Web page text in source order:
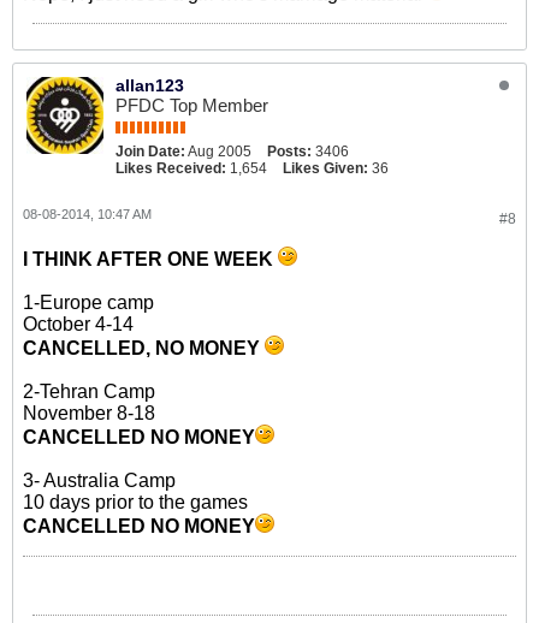
allan123
PFDC Top Member
Join Date: Aug 2005 Posts: 3406
Likes Received: 1,654 Likes Given: 36
#8
08-08-2014, 10:47 AM
I THINK AFTER ONE WEEK
1-Europe camp
October 4-14
CANCELLED, NO MONEY
2-Tehran Camp
November 8-18
CANCELLED NO MONEY
3- Australia Camp
10 days prior to the games
CANCELLED NO MONEY